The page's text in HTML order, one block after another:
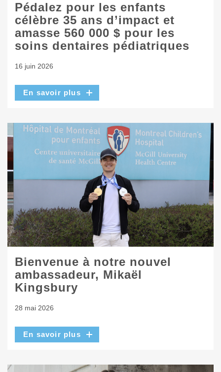
Pédalez pour les enfants
célèbre 35 ans d’impact et
amasse 560 000 $ pour les
soins dentaires pédiatriques
16 juin 2026
En savoir plus
Bienvenue à notre nouvel
ambassadeur, Mikaël
Kingsbury
28 mai 2026
En savoir plus